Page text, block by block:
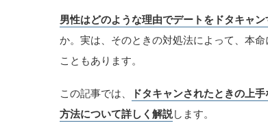
男性はどのような理由でデートをドタキャ
か。実は、そのときの対処法によって、本
こともあります。
この記事では、
ドタキャンされたときの上
方法について詳しく解説します。